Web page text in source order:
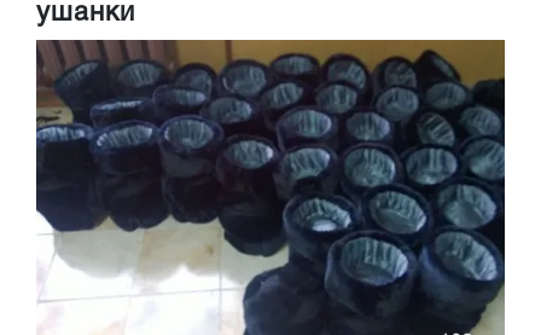
ушанки